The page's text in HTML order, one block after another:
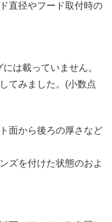
直径やフード取付時の
は載っていません。
てみました。(小数点
面から後ろの厚さなど
ズを付けた状態のおよ